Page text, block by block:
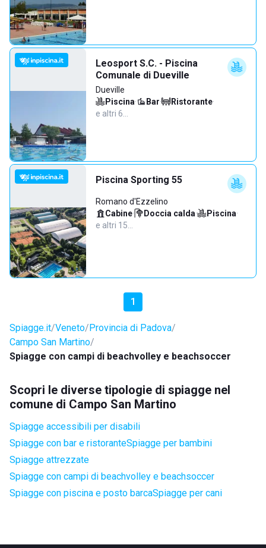
Leosport S.C. - Piscina
Comunale di Dueville
Dueville
Piscina· Bar· Ristorante·
e altri 6…
Piscina Sporting 55
Romano d'Ezzelino
Cabine· Doccia calda· Piscina·
e altri 15…
1
Spiagge.it Veneto Provincia di Padova
Campo San Martino
Spiagge con campi di beachvolley e beachsoccer
Scopri le diverse tipologie di spiagge nel
comune di Campo San Martino
Spiagge accessibili per disabili
Spiagge con bar e ristoranteSpiagge per bambini
Spiagge attrezzate
Spiagge con campi di beachvolley e beachsoccer
Spiagge con piscina e posto barcaSpiagge per cani